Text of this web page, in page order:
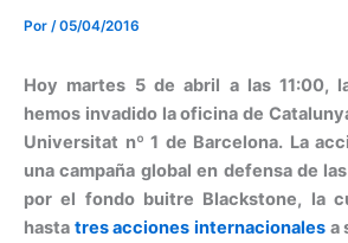
Por /05/04/2016
Hoy martes 5 de abril a las 11:00,
hemos invadido la oficina de
Universitat nº 1 de Barcelona. La
una campaña global en defensa de
por el fondo buitre Blackstone, la
hasta tres acciones internacionalesa